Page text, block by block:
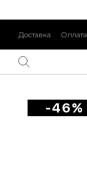
Доставка Оплата
-46%